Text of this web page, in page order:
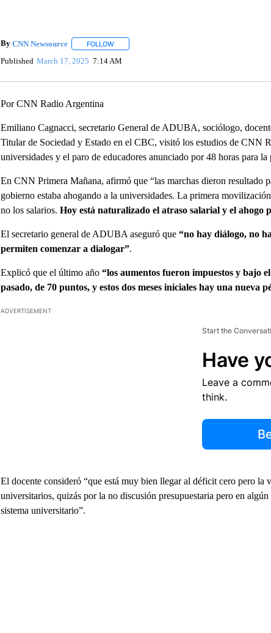
By CNN Newsource FOLLOWFOLLOW "" TO RECEIVE NOTIFICATIONS ABOUT
Published March 17, 2025 7:14 AM
Por CNN Radio Argentina
Emiliano Cagnacci, secretario General de ADUBA, sociólogo,
Titular de Sociedad y Estado en el CBC, visitó los estudios de CNN
universidades y el paro de educadores anunciado por 48 horas para la
En CNN Primera Mañana, afirmó que “las marchas dieron resultado
gobierno estaba ahogando a la universidades. La primera
no los salarios. Hoy está naturalizado el atraso salarial y el ahogo
El secretario general de ADUBA aseguró que “no hay diálogo, no
permiten comenzar a dialogar”.
Explicó que el último año “los aumentos fueron impuestos y bajo
pasado, de 70 puntos, y estos dos meses iniciales hay una nueva
ADVERTISEMENT
Start the
Have
Leave a
think.
El docente consideró “que está muy bien llegar al déficit cero pero la
universitarios, quizás por la no discusión presupuestaria pero en
sistema universitario”.